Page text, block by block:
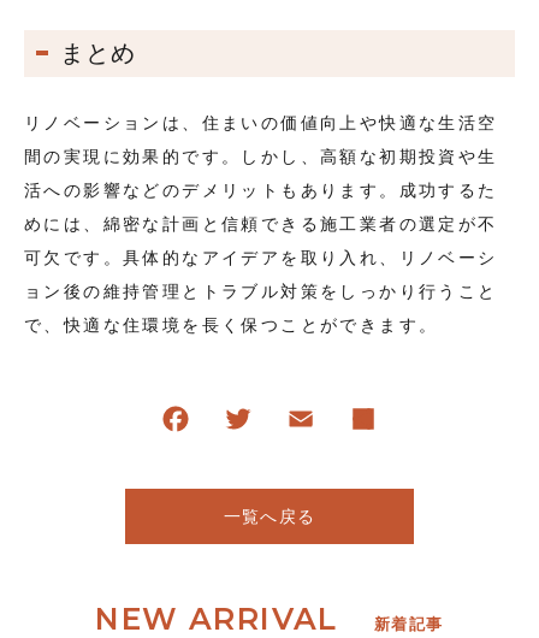
まとめ
リノベーションは、住まいの価値向上や快適な生活空
間の実現に効果的です。しかし、高額な初期投資や生
活への影響などのデメリットもあります。成功するた
めには、綿密な計画と信頼できる施工業者の選定が不
可欠です。具体的なアイデアを取り入れ、リノベーシ
ョン後の維持管理とトラブル対策をしっかり行うこと
で、快適な住環境を長く保つことができます。
一覧へ戻る
NEW ARRIVAL 新着記事